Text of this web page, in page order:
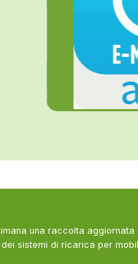
una raccolta
sistemi di ricarica per